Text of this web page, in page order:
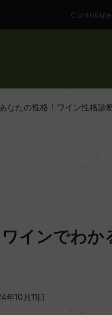
なたの性格！ワイン性格診
ワインでわ
年10月11日